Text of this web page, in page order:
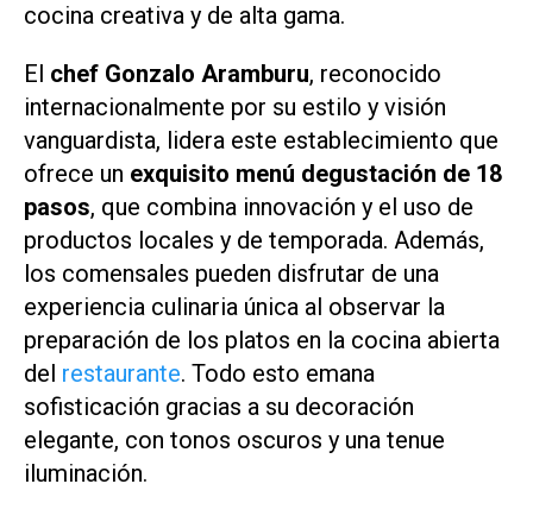
cocina creativa y de alta gama.
El chef Gonzalo Aramburu, reconocido
internacionalmente por su estilo y visión
vanguardista, lidera este establecimiento que
ofrece un exquisito menú degustación de 18
pasos, que combina innovación y el uso de
productos locales y de temporada. Además,
los comensales pueden disfrutar de una
experiencia culinaria única al observar la
preparación de los platos en la cocina abierta
del restaurante. Todo esto emana
sofisticación gracias a su decoración
elegante, con tonos oscuros y una tenue
iluminación.